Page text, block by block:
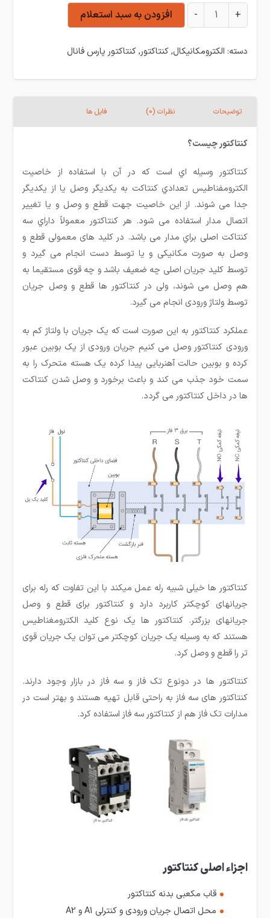
کنتاکتور 125 آمپر 60 کیلووات پارس فانال بوبین 220 ولت PFC-125 عدد
+
- افزودن به سبد استعلام
دسته: الکترومکانیکال,کنتاکتور,کنتاکتور پارس فانال
توضیحات نظرات (0) فایل ها
کنتاکتور چیست؟
کنتاکتور وسیله اي است که در آن با استفاده از خاصیت
الکترومفناطیس تعدادي کنتاکت به یکدیگر وصل یا از یکدیگر
جدا می شوند. از این خاصیت جهت قطع و وصل و یا تغییر
اتصال مدار استفاده می شود. هر کنتاکتور معمولاً داراي سه
کنتاکت اصلی براي مدار می باشد. در کلید های معمولی قطع و
وصل به صورت مکانیکی و یا توسط دست انجام می گیرد و
توسط کلید جریان اصلی چه ضعیف باشد و چه قوی مستقیما به
هم وصل می شوند، ولی در کنتاکتور ها قطع و وصل جریان
توسط ولتاژ ورودی انجام می گیرد.
عملکرد کنتاکتور به این صورت است که یک جریان با ولتاژ کم به
ورودی کنتاکتور وصل می کنیم جریان ورودی از یک بوبین عبور
کرده و بوبین حالت آهنربایی پیدا کرده یک هسته متحرک را به
سمت خود جذب می کند و باعث برخورد و وصل شدن کنتاکت
ها در داخل کنتاکتور می گردد.
کنتاکتور ها خیلی شبیه رله عمل میکند با این تفاوت که رله برای
جریانهای کوچکتر کاربرد دارد و کنتاکتور برای قطع و وصل
جریانهای بزرگتر. کنتاکتور ها یک نوع کلید الکترومغناطیس
هستند که به وسیله یک جریان کوچکتر می توان یک جریان قوی
تر را قطع و وصل کرد.
کنتاکتور ها در دونوع تک فاز و سه فاز در بازار وجود دارند.
کنتاکتور های سه فاز به راحتی قابل تهیه هستند و بهتر است در
مدارات تک فاز هم از کنتاکتور سه فاز استفاده کرد.
اجزاء اصلی کنتاکتور
قاب مکعبی بدنه کنتاکتور
محل اتصال جریان ورودی و کنترلی A1 و A2